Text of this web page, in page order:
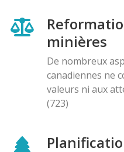
minières
De nombreux
canadiennes ne
valeurs ni aux
(723)